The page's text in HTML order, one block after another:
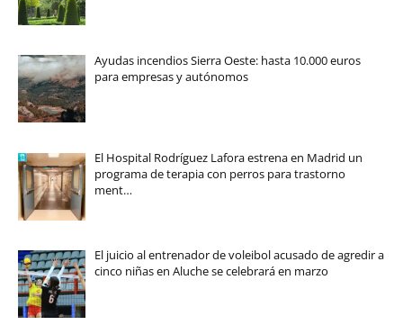
Ayudas incendios Sierra Oeste: hasta 10.000 euros
para empresas y autónomos
El Hospital Rodríguez Lafora estrena en Madrid un
programa de terapia con perros para trastorno
ment…
El juicio al entrenador de voleibol acusado de agredir a
cinco niñas en Aluche se celebrará en marzo